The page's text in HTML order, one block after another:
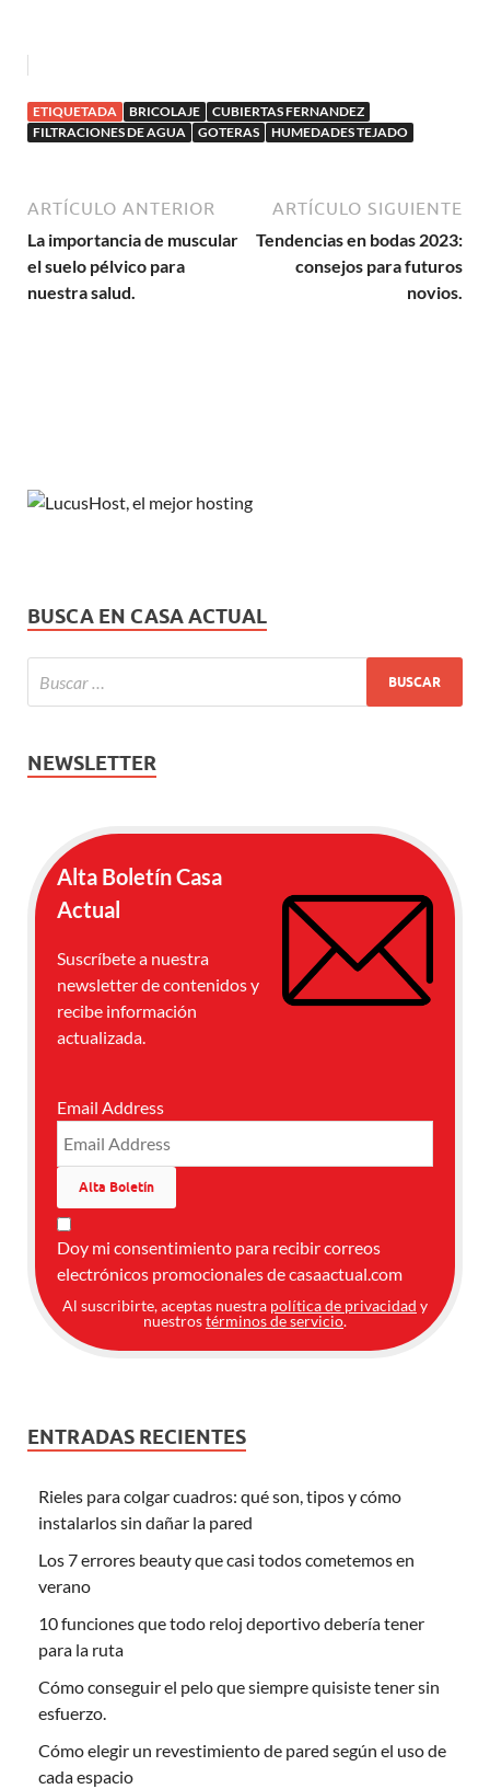
ETIQUETADA BRICOLAJE
CUBIERTAS FERNANDEZ
FILTRACIONES DE AGUA
GOTERAS HUMEDADES TEJADO
ARTÍCULO ANTERIOR
La importancia de muscular
el suelo pélvico para
nuestra salud.
ARTÍCULO SIGUIENTE
Tendencias en bodas 2023:
consejos para futuros
novios.
BUSCA EN CASA ACTUAL
NEWSLETTER
Alta Boletín Casa
Actual
Suscríbete a nuestra
newsletter de contenidos y
recibe información
actualizada.
Email Address
Doy mi consentimiento para recibir correos
electrónicos promocionales de casaactual.com
Al suscribirte, aceptas nuestra política de privacidad y
nuestrostérminos de servicio.
ENTRADAS RECIENTES
Rieles para colgar cuadros: qué son, tipos y cómo
instalarlos sin dañar la pared
Los 7 errores beauty que casi todos cometemos en
verano
10 funciones que todo reloj deportivo debería tener
para la ruta
Cómo conseguir el pelo que siempre quisiste tener sin
esfuerzo.
Cómo elegir un revestimiento de pared según el uso de
cada espacio